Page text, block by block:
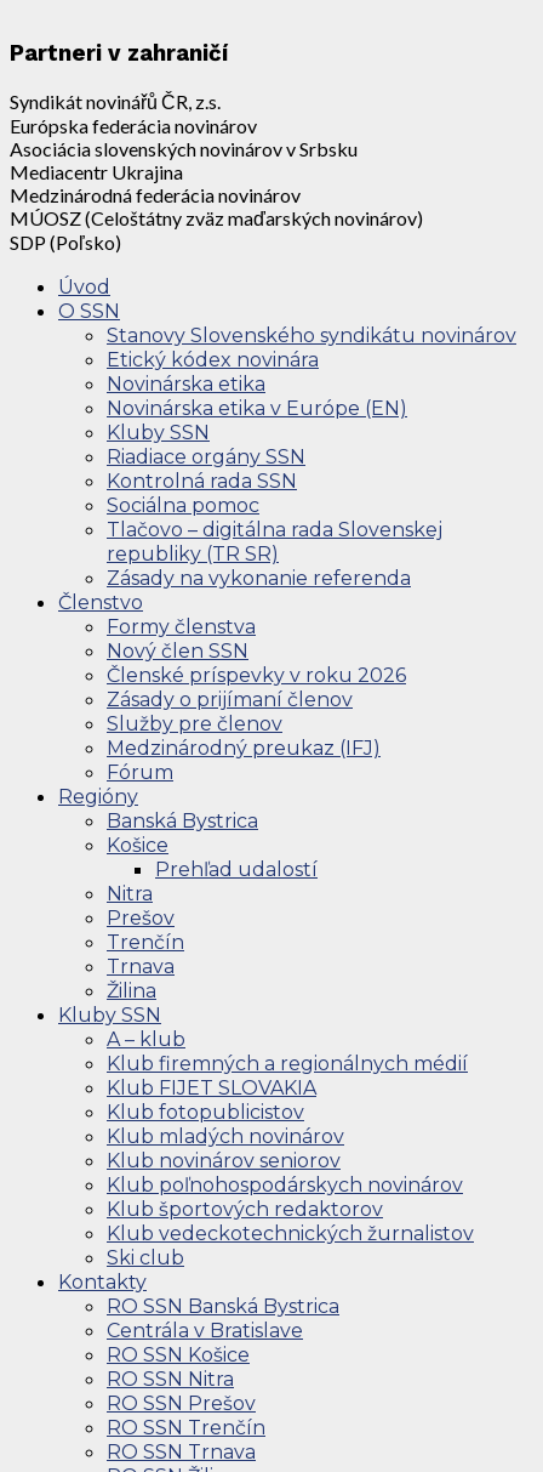
Partneri v zahraničí
Syndikát novinářů ČR, z.s.
Európska federácia novinárov
Asociácia slovenských novinárov v Srbsku
Mediacentr Ukrajina
Medzinárodná federácia novinárov
MÚOSZ (Celoštátny zväz maďarských novinárov)
SDP (Poľsko)
Úvod
O SSN
Stanovy Slovenského syndikátu novinárov
Etický kódex novinára
Novinárska etika
Novinárska etika v Európe (EN)
Kluby SSN
Riadiace orgány SSN
Kontrolná rada SSN
Sociálna pomoc
Tlačovo – digitálna rada Slovenskej
republiky (TR SR)
Zásady na vykonanie referenda
Členstvo
Formy členstva
Nový člen SSN
Členské príspevky v roku 2026
Zásady o prijímaní členov
Služby pre členov
Medzinárodný preukaz (IFJ)
Fórum
Regióny
Banská Bystrica
Košice
Prehľad udalostí
Nitra
Prešov
Trenčín
Trnava
Žilina
Kluby SSN
A – klub
Klub firemných a regionálnych médií
Klub FIJET SLOVAKIA
Klub fotopublicistov
Klub mladých novinárov
Klub novinárov seniorov
Klub poľnohospodárskych novinárov
Klub športových redaktorov
Klub vedeckotechnických žurnalistov
Ski club
Kontakty
RO SSN Banská Bystrica
Centrála v Bratislave
RO SSN Košice
RO SSN Nitra
RO SSN Prešov
RO SSN Trenčín
RO SSN Trnava